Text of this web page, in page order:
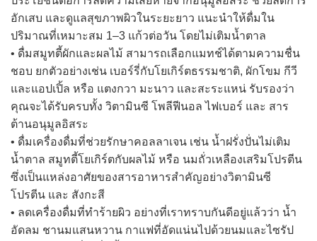
อักเสบ และดูแลสุขภาพผิวในระยะยาว แนะนำให้ดื่มใน
ปริมาณที่เหมาะสม 1–3 แก้วต่อวัน โดยไม่เติมน้ำตาล
• ดื่มสมูทตี้ผักและผลไม้ สามารถเลือกแมทช์ได้ตามความชื่น
ชอบ ยกตัวอย่างเช่น เบอร์รี่กับโยเกิร์ตธรรมชาติ, ผักโขม กีวี
และแอปเปิ้ล หรือ แตงกวา มะนาว และสะระแหน่ รับรองว่า
คุณจะได้รับครบทั้ง วิตามินซี โพลีฟีนอล ไฟเบอร์ และ สาร
ต้านอนุมูลอิสระ
• ดื่มเครื่องดื่มที่ช่วยรักษาคอลลาเจน เช่น น้ำฝรั่งปั่นไม่เติม
น้ำตาล สมูทตี้โยเกิร์ตกับผลไม้ หรือ นมถั่วเหลืองเสริมโปรตีน
ซึ่งเป็นแหล่งอาศัยของสารอาหารสำคัญอย่างวิตามินซี
โปรตีน และ สังกะสี
• ลดเครื่องดื่มที่ทำร้ายผิว อย่างที่เราทราบกันดีอยู่แล้วว่า น้ำ
อัดลม ชานมแสนหวาน กาแฟที่อัดแน่นไปด้วยนมและไซรัป